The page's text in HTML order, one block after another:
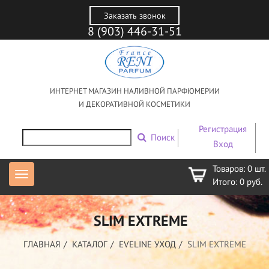
Заказать звонок
8 (903) 446-31-51
ИНТЕРНЕТ МАГАЗИН НАЛИВНОЙ ПАРФЮМЕРИИ
И ДЕКОРАТИВНОЙ КОСМЕТИКИ
Поиск
Регистрация
Вход
Товаров: 0 шт.
Итого: 0 руб.
SLIM EXTREME
ГЛАВНАЯ КАТАЛОГ EVELINE УХОД SLIM EXTREME